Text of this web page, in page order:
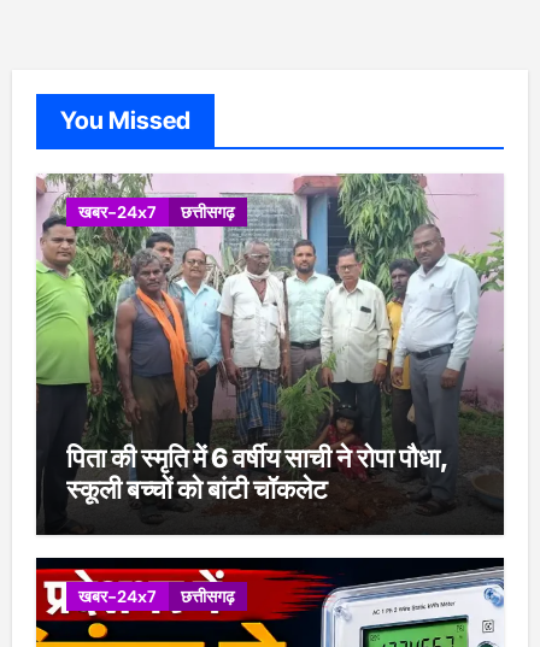
You Missed
खबर-24x7 छत्तीसगढ़
पिता की स्मृति में 6 वर्षीय साची ने रोपा पौधा,
स्कूली बच्चों को बांटी चॉकलेट
खबर-24x7 छत्तीसगढ़